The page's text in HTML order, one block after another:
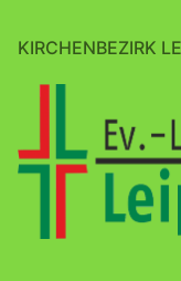
KIRCHENBEZIRK